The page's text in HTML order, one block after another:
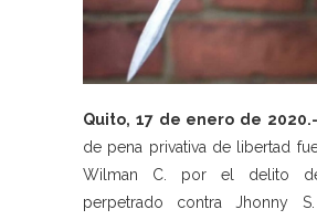
Quito, 17 de enero de 2020.-
de pena privativa de libertad
Wilman C. por el delito
perpetrado contra Jhonny